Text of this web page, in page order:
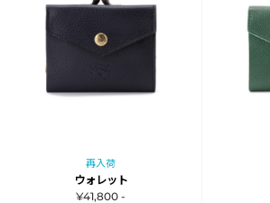
再入荷
ウォレット
¥41,800 -